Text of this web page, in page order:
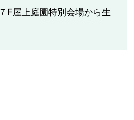
７F屋上庭園特別会場から生